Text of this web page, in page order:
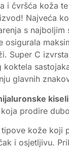
i čvršća koža
Najveća
s najboljim
osigurala
Super C
koktela
glavnih
koja prodire
kože koji
i osjetljivu.